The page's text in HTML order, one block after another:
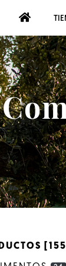
[155]